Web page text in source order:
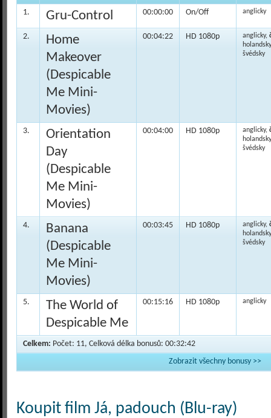
1.
Gru-Control 00:00:00 On/Off anglicky
2.
Home
Makeover
(Despicable
Me Mini-
Movies)
00:04:22 HD 1080p anglicky,
švédsky
3.
Orientation
Day
(Despicable
Me Mini-
Movies)
00:04:00 HD 1080p anglicky,
švédsky
4.
Banana
(Despicable
Me Mini-
Movies)
00:03:45 HD 1080p anglicky,
švédsky
5.
The World of
Despicable Me
00:15:16 HD 1080p anglicky
Celkem: Počet: 11, Celková délka bonusů: 00:32:42
Zobrazit všechny bonusy >>
Koupit film Já, padouch (Blu-ray)